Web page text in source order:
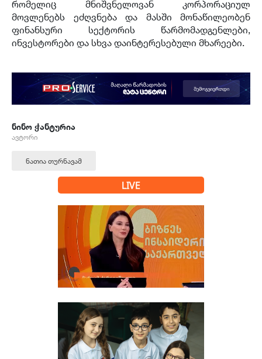
რომელიც მნიშვნელოვან კორპორაციულ
მოვლენებს ეძღვნება და მასში მონაწილეობენ
ფინანსური სექტორის წარმომადგენლები,
ინვესტორები და სხვა დაინტერესებული მხარეები.
ნინო ჭანტურია
ავტორი
ნათია თურნავამ
LIVE